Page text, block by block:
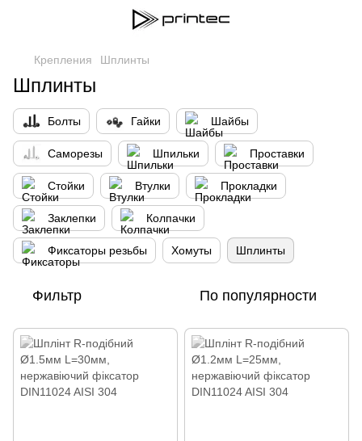
Крепления Шплинты
Шплинты
Болты Гайки Шайбы
Саморезы Шпильки Проставки
Стойки Втулки Прокладки
Заклепки Колпачки
Фиксаторы резьбы Хомуты Шплинты
Фильтр По популярности